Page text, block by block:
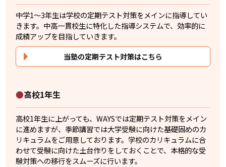
中学1〜3年生は学校の定期テスト対策をメインに指導してい
きます。中高一貫校生に特化した指導システムで、効率的に
成績アップを目指していきます。
当塾の定期テスト対策はこちら
●高校1年生
高校1年生に上がっても、WAYSでは定期テスト対策をメイン
に進めますが、季節講習では大学受験に向けた基礎固めのカ
リキュラムをご用意しております。学校のカリキュラムに合
わせて受験に向けた土台作りをしておくことで、本格的な受
験対策への移行をスムーズに行います。